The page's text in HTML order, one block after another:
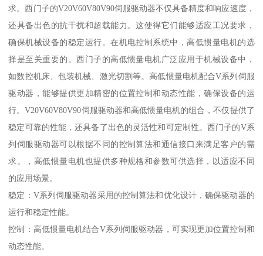
求。西门子的V20V60V80V90伺服驱动器不仅具备精度和响应速度，
还具备出色的抗干扰和超载能力。这使得它们能够适应工况要求，
确保机械设备的稳定运行。在机电控制系统中，高低惯量电机的选
择是至关重要的。西门子的高低惯量电机广泛应用于机械设备中，
如数控机床、包装机械、激光切割等。高低惯量电机配合V系列伺服
驱动器，能够提供更加精密的位置控制和动态性能，确保设备的运
行。V20V60V80V90伺服驱动器和高低惯量电机的组合，不仅提供了
稳定可靠的性能，还具备了出色的灵活性和可定制性。西门子的V系
列伺服驱动器可以根据不同的控制算法和通信接口来满足客户的需
求。，高低惯量电机也提供多种规格和参数可供选择，以适应不同
的应用场景。
稳定：V系列伺服驱动器采用的控制算法和优化设计，确保驱动器的
运行和稳定性能。
控制：高低惯量电机结合V系列伺服驱动器，可实现更加位置控制和
动态性能。